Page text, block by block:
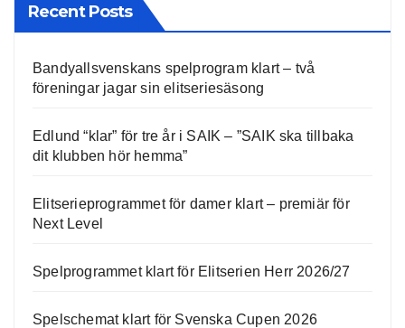
Recent Posts
Bandyallsvenskans spelprogram klart – två
föreningar jagar sin elitseriesäsong
Edlund “klar” för tre år i SAIK – ”SAIK ska tillbaka
dit klubben hör hemma”
Elitserieprogrammet för damer klart – premiär för
Next Level
Spelprogrammet klart för Elitserien Herr 2026/27
Spelschemat klart för Svenska Cupen 2026